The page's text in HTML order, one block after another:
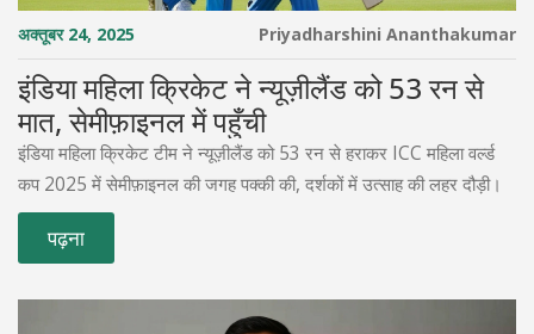
अक्तूबर 24, 2025 Priyadharshini Ananthakumar
इंडिया महिला क्रिकेट ने न्यूज़ीलैंड को 53 रन से
मात, सेमीफ़ाइनल में पहुँची
इंडिया महिला क्रिकेट टीम ने न्यूज़ीलैंड को 53 रन से हराकर ICC महिला वर्ल्ड
कप 2025 में सेमीफ़ाइनल की जगह पक्की की, दर्शकों में उत्साह की लहर दौड़ी।
पढ़ना